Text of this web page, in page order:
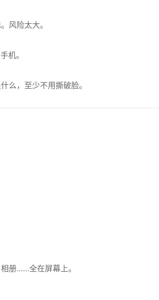
风险太大。
机。
么，至少不用撕破脸。
册……全在屏幕上。